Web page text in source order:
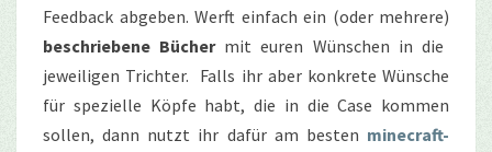
Feedback abgeben. Werft einfach ein (oder mehrere)
beschriebene Büchermit euren Wünschen in die
jeweiligen Trichter. Falls ihr aber konkrete Wünsche
für spezielle Köpfe habt, die in die Case kommen
sollen, dann nutzt ihr dafür am besten minecraft-